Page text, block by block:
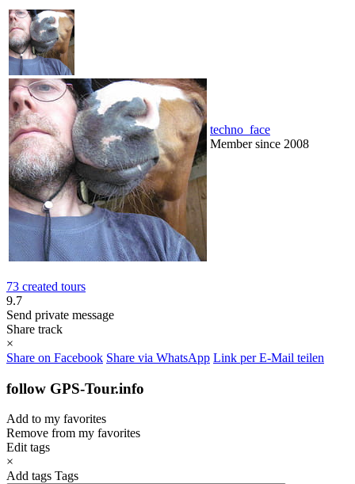
techno_face
Member since 2008
73 created tours
9.7
Send private message
Share track
×
Share on Facebook Share via WhatsApp Link per E-Mail teilen
follow GPS-Tour.info
Add to my favorites
Remove from my favorites
Edit tags
×
Add tags Tags